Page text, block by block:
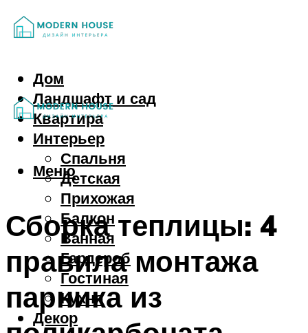
Дом
Ландшафт и сад
Квартира
Интерьер
Спальня
Детская
Прихожая
Балкон
Ванная
Гардероб
Гостиная
Кухня
Декор
Меню
Сборка теплицы: 4
правила монтажа
парника из